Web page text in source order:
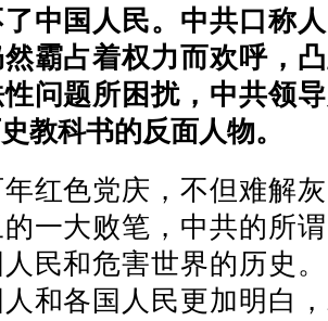
中国人民。中共口称
霸占着权力而欢呼，
问题所困扰，中共领
教科书的反面人物。
红色党庆，不但难解
一大败笔，中共的所
民和危害世界的历史
和各国人民更加明白